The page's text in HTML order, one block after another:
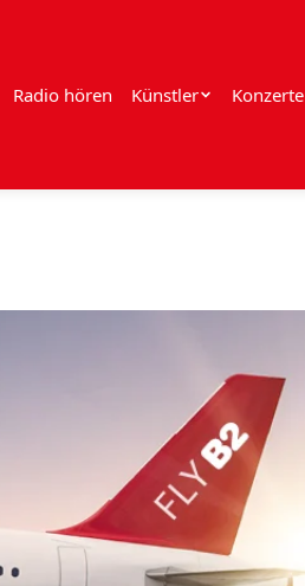
Radio hören Künstler Konzerte